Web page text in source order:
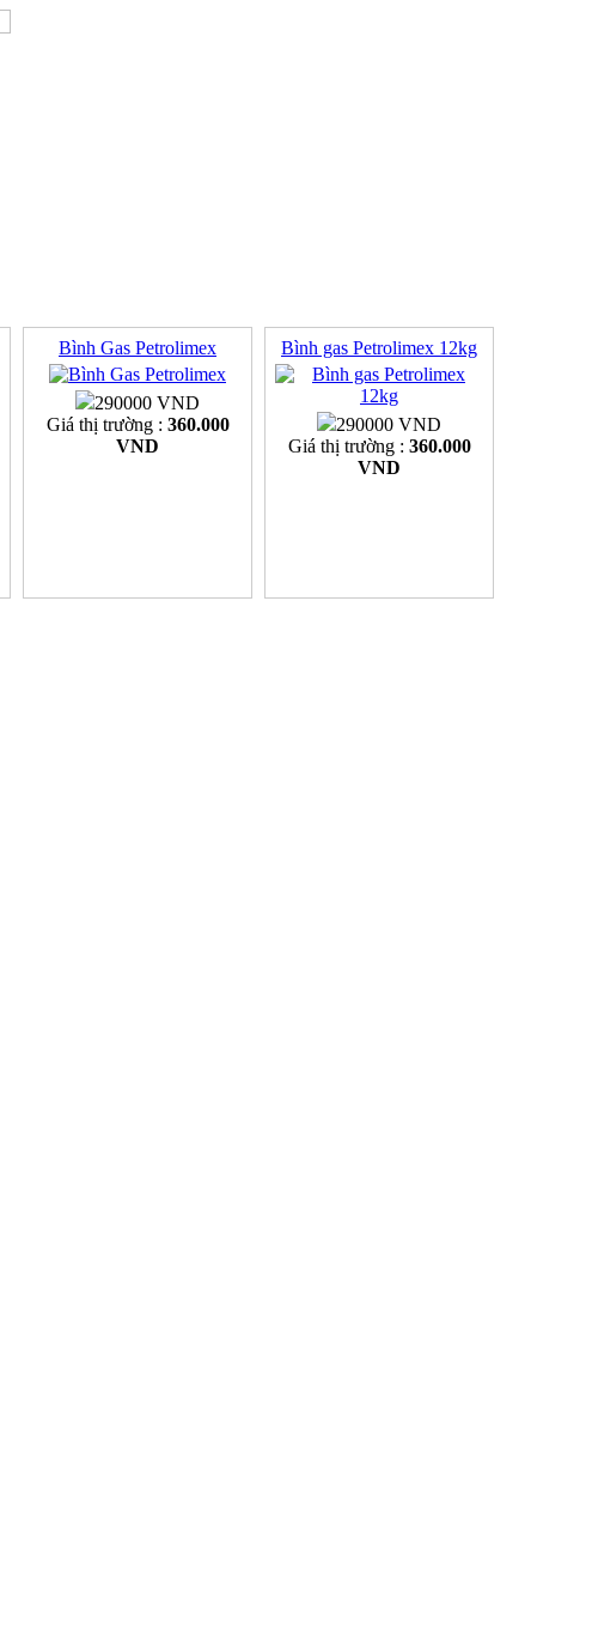
Bình Gas Petrolimex
290000 VND
Giá thị trường : 360.000
VND
Bình gas Petrolimex 12kg
290000 VND
Giá thị trường : 360.000
VND